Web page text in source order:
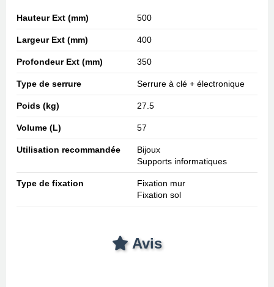
Hauteur Ext (mm) 500
Largeur Ext (mm) 400
Profondeur Ext (mm) 350
Type de serrure Serrure à clé + électronique
Poids (kg) 27.5
Volume (L) 57
Utilisation recommandée
Bijoux
Supports informatiques
Type de fixation
Fixation mur
Fixation sol
Avis